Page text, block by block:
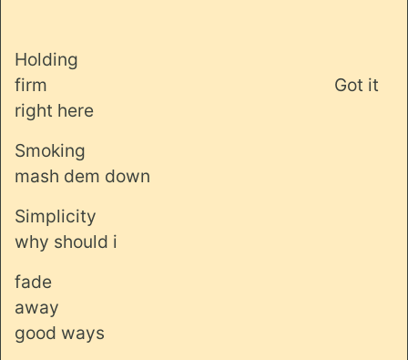
Holding
firm
Got it
right here
Smoking
mash dem down
Simplicity
why should i
fade
away
good ways